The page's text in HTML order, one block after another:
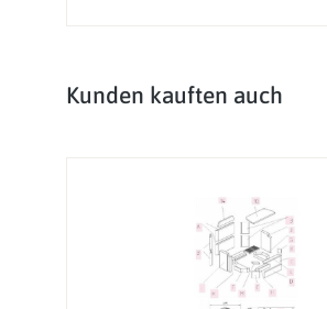
Produktgalerie überspringen
Kunden kauften auch